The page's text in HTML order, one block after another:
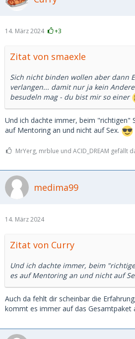
einen festen Freund" letzteres gibt
14. März 2024 +3
Zitat von smaexle
Sich nicht binden wollen aber dann
verlangen... damit nur ja kein
besudeln mag - du bist mir so einer
Und ich dachte immer, beim "richtigen"
auf Mentoring an und nicht auf Sex.
MrYerg, mrblue und ACID_DREAM gefällt
medima99
14. März 2024
Zitat von Curry
Und ich dachte immer, beim
es auf Mentoring an und nicht auf
Auch da fehlt dir scheinbar die
kommt es immer auf das Gesamtpaket